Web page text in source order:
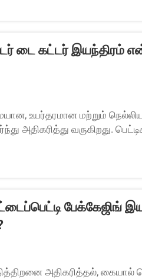
டை கட்டர்
உயர்தரமான மற்றும்
வருகிறது.
பிரிண்டர் ஸ்லாட்டர் டை
பேக்கேஜிங்
அதிகரித்தல், கையால்